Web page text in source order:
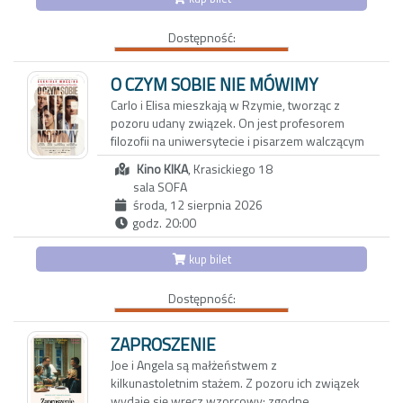
rollercoaster, po którym trudno dojść do
nie wrócą – i wspólne stawianie czoła
zachwyca bezpretensjonalnym humorem i
zdjęciami, oddającymi urok karpackiego
pogórza. Reżyserka tworzy wzruszający film o
pamięci, przyjaźni i przemijaniu. Portret
bohaterek, które są dla siebie wszystkim,
skłania do przewartościowania priorytetów i
spojrzenia na rzeczywistość z mniej
uczęszczanej strony
Dostępność:
O CZYM SOBIE NIE MÓWIMY
Carlo i Elisa mieszkają w Rzymie, tworząc z
pozoru udany związek. On jest profesorem
filozofii na uniwersytecie i pisarzem walczącym
z kryzysem twórczym. Ona z kolei to
utalentowana, błyskotliwa dziennikarka, której
felietony ukazują się w międzynarodowych
magazynach lifestylowych. Do ich trwającego
od dwóch dekad związku wkrada się coraz
więcej rutyny oraz dystansu.
wyjazd do Maroka w towarzystwie
wieloletnich przyjaciół: Anny i Paola oraz ich
trzynastoletniej córki Vittorii - inteligentnej,
dociekliwej i ekscentrycznej nastolatki.
Okazuje się, że także oni przeżywają poważny
kryzys, który najbardziej odbija się na
Kino KIKA, Krasickiego 18
sala SOFA
środa, 12 sierpnia 2026
godz. 20:00
kup bilet
Dostępność:
ZAPROSZENIE
Joe i Angela są małżeństwem z
kilkunastoletnim stażem. Z pozoru ich związek